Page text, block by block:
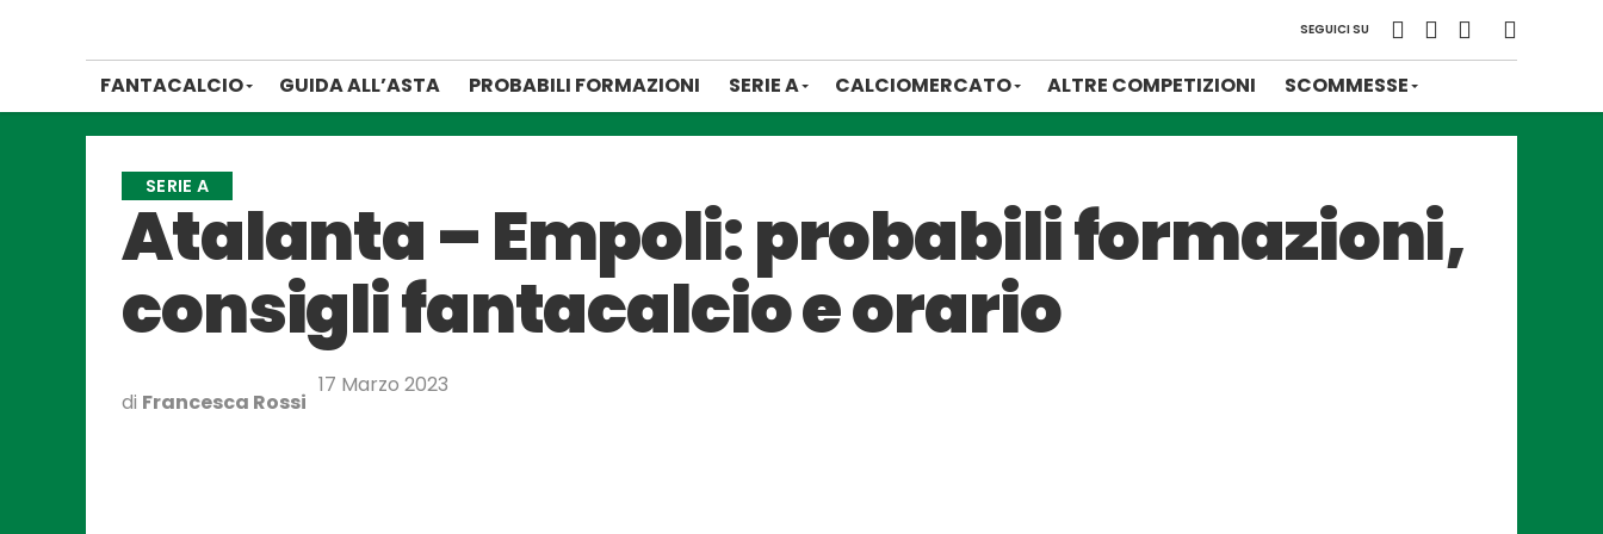
SEGUICI SU
FANTACALCIO GUIDA ALL’ASTA PROBABILI FORMAZIONI SERIE A CALCIOMERCATO ALTRE COMPETIZIONI SCOMMESSE
SERIE A
Atalanta – Empoli: probabili formazioni,
consigli fantacalcio e orario
di Francesca Rossi
17 Marzo 2023